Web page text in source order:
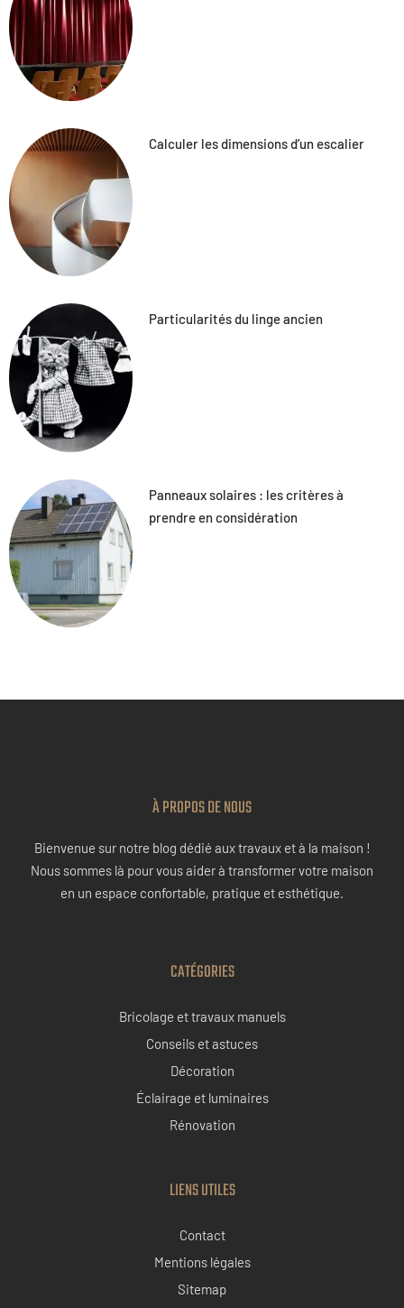
Calculer les dimensions d’un escalier
Particularités du linge ancien
Panneaux solaires : les critères à
prendre en considération
À PROPOS DE NOUS
Bienvenue sur notre blog dédié aux travaux et à la maison !
Nous sommes là pour vous aider à transformer votre maison
en un espace confortable, pratique et esthétique.
CATÉGORIES
Bricolage et travaux manuels
Conseils et astuces
Décoration
Éclairage et luminaires
Rénovation
LIENS UTILES
Contact
Mentions légales
Sitemap